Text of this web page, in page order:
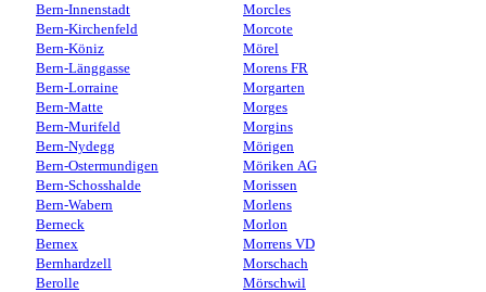
Bern-Innenstadt
Bern-Kirchenfeld
Bern-Köniz
Bern-Länggasse
Bern-Lorraine
Bern-Matte
Bern-Murifeld
Bern-Nydegg
Bern-Ostermundigen
Bern-Schosshalde
Bern-Wabern
Berneck
Bernex
Bernhardzell
Berolle
Morcles
Morcote
Mörel
Morens FR
Morgarten
Morges
Morgins
Mörigen
Möriken AG
Morissen
Morlens
Morlon
Morrens VD
Morschach
Mörschwil